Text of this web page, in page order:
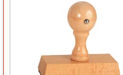
Stempel-Textplatten